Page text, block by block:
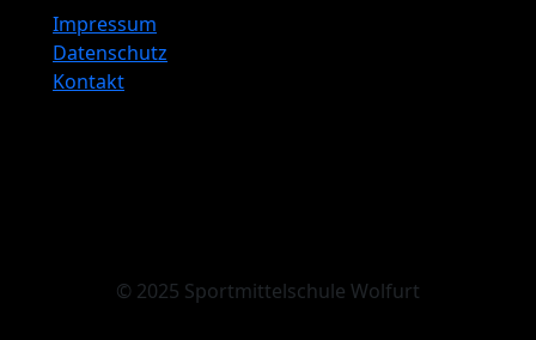
Impressum
Datenschutz
Kontakt
© 2025 Sportmittelschule Wolfurt